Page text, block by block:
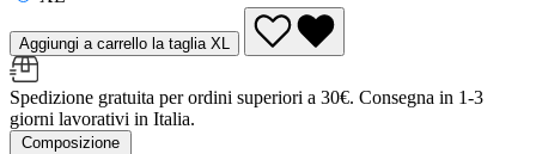
Aggiungi a carrello la taglia XL
Spedizione gratuita per ordini superiori a 30€. Consegna in 1-3
giorni lavorativi in Italia.
Composizione